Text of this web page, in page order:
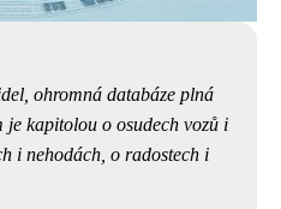
ohromná databáze plná
je kapitolou o osudech vozů i
i nehodách, o radostech i